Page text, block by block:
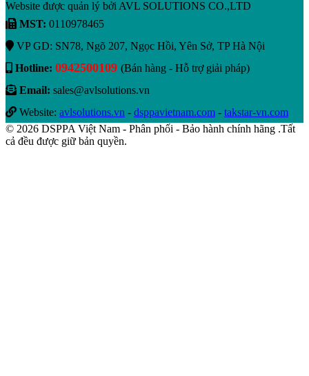
Website được quản lý bởi AVL SOLUTIONS CO.,LTD
MST: 0110978465
VP GD: SN78, Ngõ 207, Ngọc Hồi, Yên Sở, TP Hà Nội
Hotline: 0942500109 (Bán hàng - Hỗ trợ giải pháp)
Email: sales@avlsolutions.vn
Website: avlsolutions.vn - dsppavietnam.com - takstar-vn.com
© 2026 DSPPA Việt Nam - Phân phối - Bảo hành chính hãng .Tất
cả đều được giữ bản quyền.